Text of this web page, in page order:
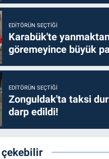
EDITÖRÜN SEÇTIĞI
Karabük'te
göremeyince büyük
EDITÖRÜN SEÇTIĞI
Zonguldak'ta taksi
darp edildi!